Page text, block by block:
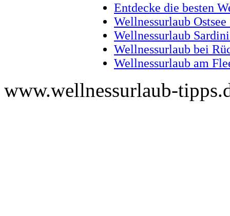
Entdecke die besten
Wellnessurlaub
Wellnessurlaub
Wellnessurlaub bei
Wellnessurlaub am
www.wellnessurlaub-